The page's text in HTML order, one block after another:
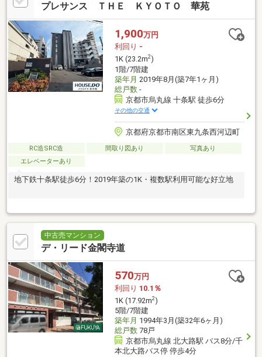
プレサンス ＴＨＥ ＫＹＯＴＯ 華苑
1,900万円
利回り -
1K (23.2m2)
1階/7階建
築年月 2019年8月(築7年1ヶ月)
総戸数-
京都市烏丸線 十条駅 徒歩6分
その他の交通
京都府京都市南区東九条西河辺町
RC造SRC造 間取り図あり
写真あり
エレベーターあり
地下鉄十条駅徒歩6分！2019年築の1K・複数駅利用可能な好立地
中古売マンション
デ・リード金閣寺道
570万円
利回り 10.1％
1K (17.92m2)
5階/7階建
築年月 1994年3月(築32年6ヶ月)
総戸数78戸
京都市烏丸線 北大路駅 バス8分/千
本北大路バス停 停歩4分